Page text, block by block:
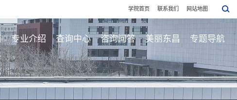
学院首页 联系我们 网站地图
专业介绍 查询中心 咨询问答 美丽东昌 专题导航